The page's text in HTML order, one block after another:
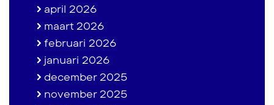
april 2026
maart 2026
februari 2026
januari 2026
december 2025
november 2025